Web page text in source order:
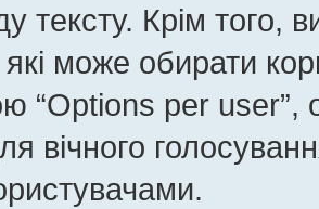
тексту. Крім того,
які може обирати
“Options per user”,
вічного